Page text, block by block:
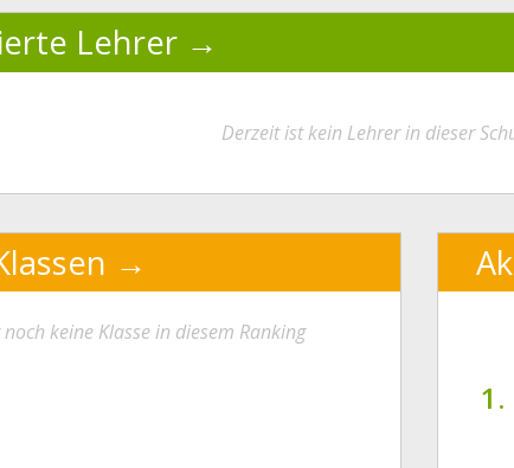
Lehrer
Derzeit ist kein Lehrer in dieser
noch keine Klasse in diesem Ranking
1.